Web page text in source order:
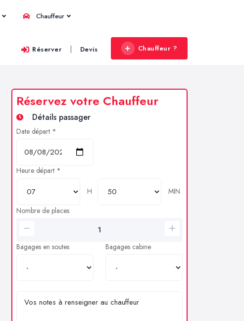
Chauffeur
Réserver | Devis Chauffeur ?
Réservez votre Chauffeur
Détails passager
Date départ *
Heure départ *
H
MIN
Nombre de places
Bagages en soutes Bagages cabine